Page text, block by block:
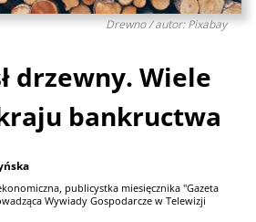
Drewno / autor: Pixabay
drzewny. Wiele
bankructwa
publicystka miesięcznika "Gazeta
Wywiady Gospodarcze w Telewizji